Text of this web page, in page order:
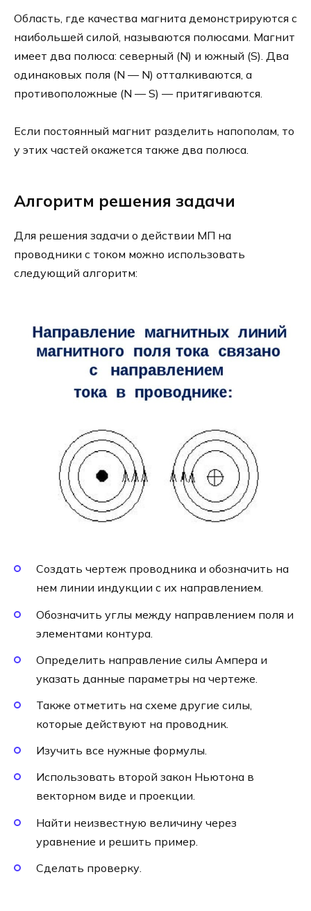
Область, где качества магнита демонстрируются с
наибольшей силой, называются полюсами. Магнит
имеет два полюса: северный (N) и южный (S). Два
одинаковых поля (N — N) отталкиваются, а
противоположные (N — S) — притягиваются.
Если постоянный магнит разделить напополам, то
у этих частей окажется также два полюса.
Алгоритм решения задачи
Для решения задачи о действии МП на
проводники с током можно использовать
следующий алгоритм:
Создать чертеж проводника и обозначить на
нем линии индукции с их направлением.
Обозначить углы между направлением поля и
элементами контура.
Определить направление силы Ампера и
указать данные параметры на чертеже.
Также отметить на схеме другие силы,
которые действуют на проводник.
Изучить все нужные формулы.
Использовать второй закон Ньютона в
векторном виде и проекции.
Найти неизвестную величину через
уравнение и решить пример.
Сделать проверку.